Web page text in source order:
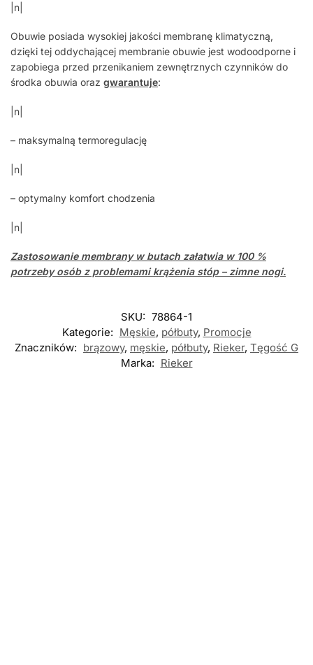
|n|
Obuwie posiada wysokiej jakości membranę klimatyczną,
dzięki tej oddychającej membranie obuwie jest wodoodporne i
zapobiega przed przenikaniem zewnętrznych czynników do
środka obuwia oraz gwarantuje:
|n|
– maksymalną termoregulację
|n|
– optymalny komfort chodzenia
|n|
Zastosowanie membrany w butach załatwia w 100 %
potrzeby osób z problemami krążenia stóp – zimne nogi.
SKU: 78864-1
Kategorie: Męskie, półbuty, Promocje
Znaczników: brązowy, męskie, półbuty, Rieker, Tęgość G
Marka: Rieker